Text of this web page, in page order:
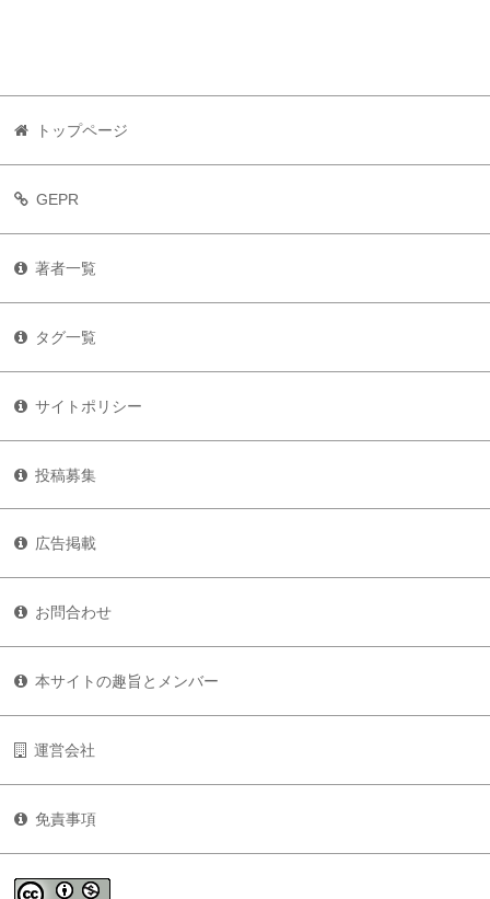
トップページ
GEPR
著者一覧
タグ一覧
サイトポリシー
投稿募集
広告掲載
お問合わせ
本サイトの趣旨とメンバー
運営会社
免責事項